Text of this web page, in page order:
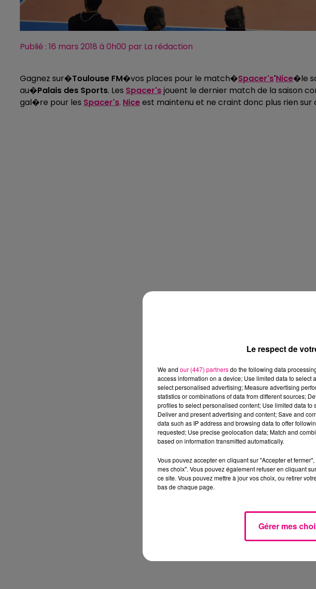
Publié : 16 mars 2018 à 0h00 par La rédaction
Gagnez sur�Toulouse FM�vos places pour le match�Spacer's'Nice�le
au�Palais des Sports. Les Spacer'sjouent le dernier match de la saison
gal�re pour les Spacer's. Niceest maintenu et ne craint donc plus rien sur
Le respect de
We and our (447) partnersdo the following data
access information on a device; Use limited data to
select personalised advertising; Measure advertising
statistics or combinations of data from different sources;
profiles to select personalised content; Use limited data
Deliver and present advertising and content; Save and
data such as IP address and browsing data to offer
requested; Use precise geolocation data; Match and
based on information transmitted automatically.
Vous pouvez accepter en cliquant sur "Accepter et
mes choix". Vous pouvez également refuser en cliquant
ce site. Vous pouvez mettre à jour vos choix, ou retirer
bas de chaque page.
Gérer mes